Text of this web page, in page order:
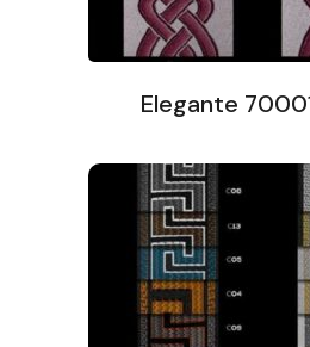
Elegante